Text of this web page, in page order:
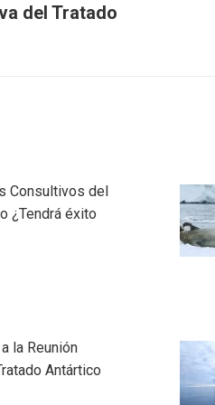
del Tratado
Consultivos del
¿Tendrá éxito
la Reunión
Antártico